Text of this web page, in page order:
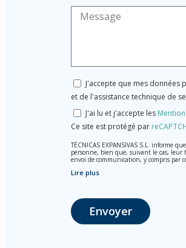
J'accepte que mes données
et de l'assistance technique de
J'ai lu et j'accepte les
Ce site est protégé par
TÉCNICAS EXPANSIVAS S.L. informe
personne, bien que, suivant le cas,
envoi de communication, y compris par
Les données de nos fichiers sont
L’usager peut à tout moment exercer
photocopie de votre pièce d’identité, à
Lire plus
Envoyer